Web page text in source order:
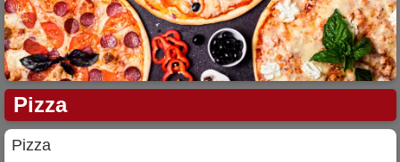
Pizza
Pizza